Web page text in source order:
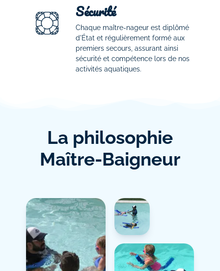
Sécurité
Chaque maître-nageur est diplômé
d'État et régulièrement formé aux
premiers secours, assurant ainsi
sécurité et compétence lors de nos
activités aquatiques.
La philosophie
Maître-Baigneur